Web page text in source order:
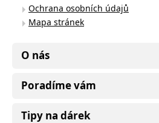
Ochrana osobních údajů
Mapa stránek
O nás
Poradíme vám
Tipy na dárek